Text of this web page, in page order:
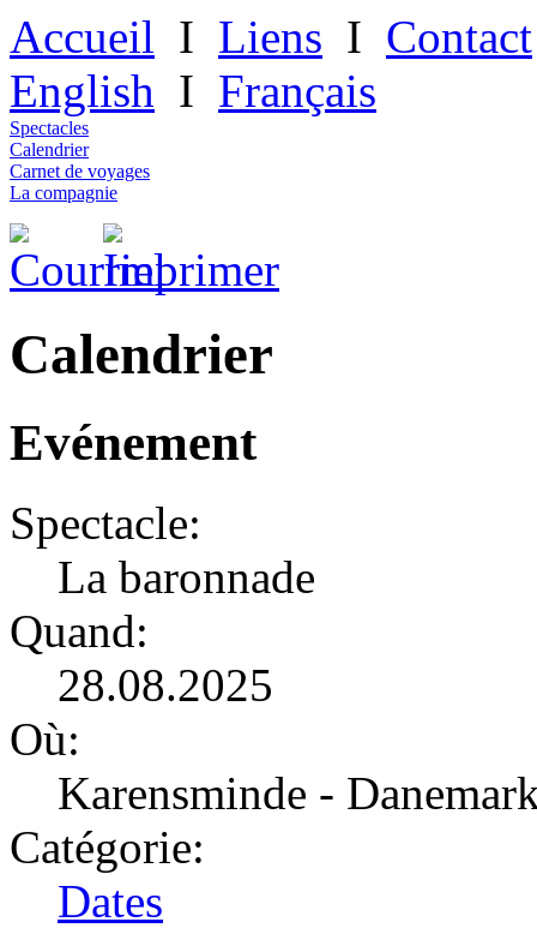
Accueil I Liens I Contact
English I Français
Spectacles
Calendrier
Carnet de voyages
La compagnie
Calendrier
Evénement
Spectacle:
La baronnade
Quand:
28.08.2025
Où:
Karensminde -
Catégorie:
Dates